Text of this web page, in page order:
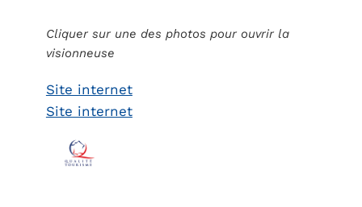
Cliquer sur une des photos pour ouvrir la
visionneuse
Site internet
Site internet